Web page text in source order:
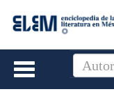
Toggle